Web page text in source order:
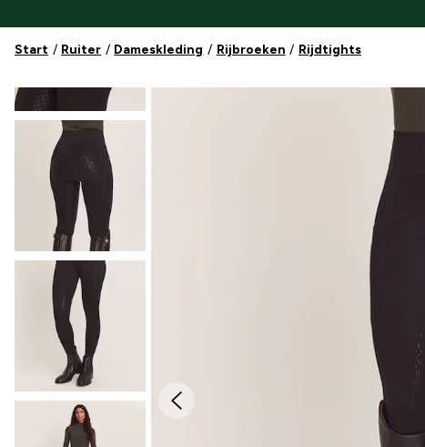
Start Ruiter Dameskleding Rijbroeken Rijdtights